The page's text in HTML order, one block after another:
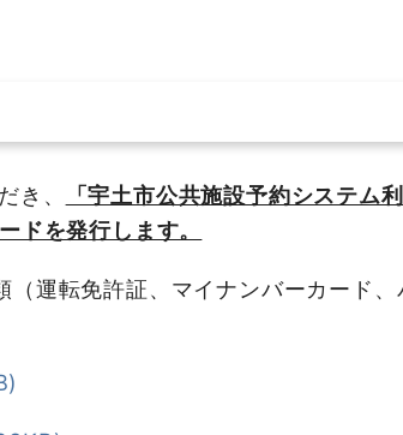
き、
「宇土市公共施設予約システム
ドを発行します。
運転免許証、マイナンバーカード